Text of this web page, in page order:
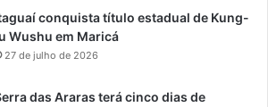
conquista título estadual de Kung-
Wushu em Maricá
27 de julho de 2026
das Araras terá cinco dias de